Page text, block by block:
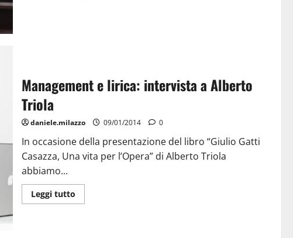
Management e lirica: intervista a Alberto
Triola
daniele.milazzo 09/01/2014 0
In occasione della presentazione del libro “Giulio Gatti
Casazza, Una vita per l’Opera” di Alberto Triola
abbiamo...
Leggi tutto